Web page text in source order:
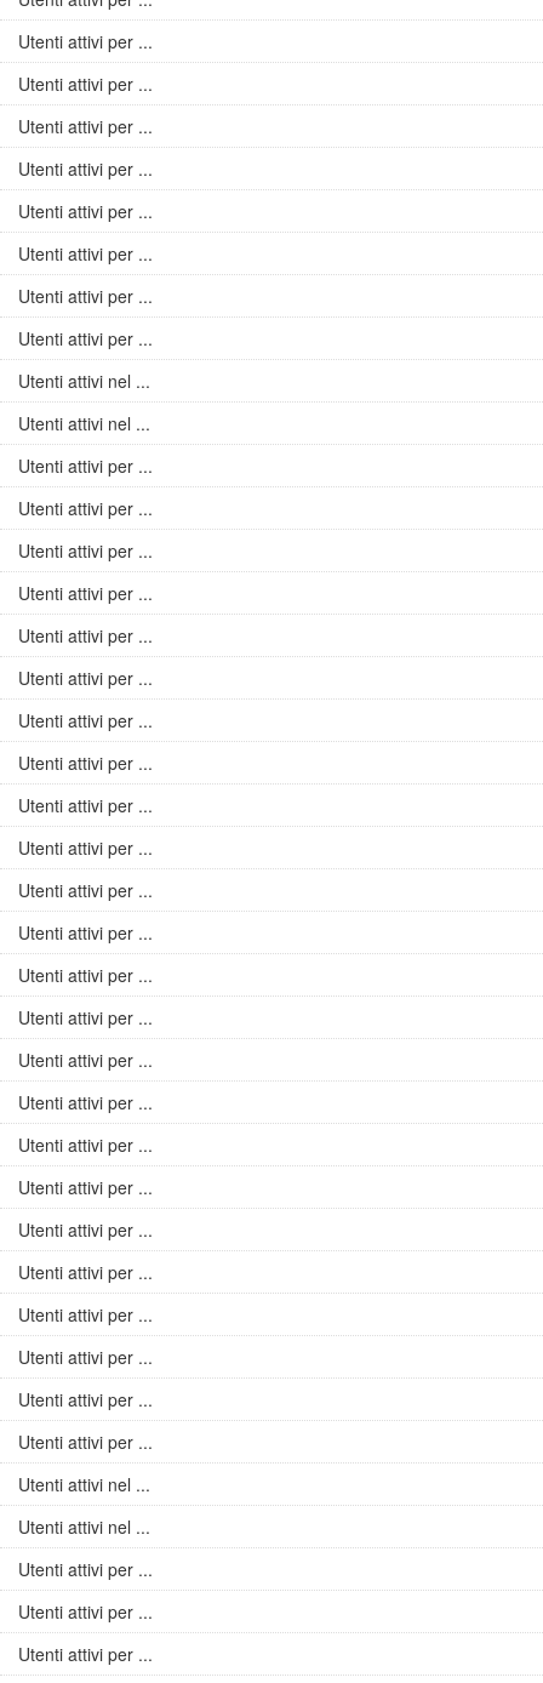
Utenti attivi per ...
Utenti attivi per ...
Utenti attivi per ...
Utenti attivi per ...
Utenti attivi per ...
Utenti attivi per ...
Utenti attivi per ...
Utenti attivi per ...
Utenti attivi nel ...
Utenti attivi nel ...
Utenti attivi per ...
Utenti attivi per ...
Utenti attivi per ...
Utenti attivi per ...
Utenti attivi per ...
Utenti attivi per ...
Utenti attivi per ...
Utenti attivi per ...
Utenti attivi per ...
Utenti attivi per ...
Utenti attivi per ...
Utenti attivi per ...
Utenti attivi per ...
Utenti attivi per ...
Utenti attivi per ...
Utenti attivi per ...
Utenti attivi per ...
Utenti attivi per ...
Utenti attivi per ...
Utenti attivi per ...
Utenti attivi per ...
Utenti attivi per ...
Utenti attivi per ...
Utenti attivi per ...
Utenti attivi nel ...
Utenti attivi nel ...
Utenti attivi per ...
Utenti attivi per ...
Utenti attivi per ...